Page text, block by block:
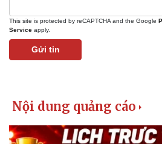
This site is protected by reCAPTCHA and the Google
Service apply.
Gửi tin